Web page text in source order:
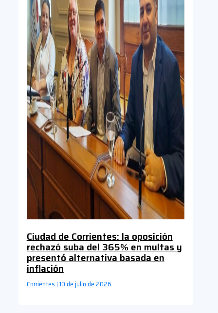
Ciudad de Corrientes: la oposición
rechazó suba del 365% en multas y
presentó alternativa basada en
inflación
Corrientes | 10 de julio de 2026